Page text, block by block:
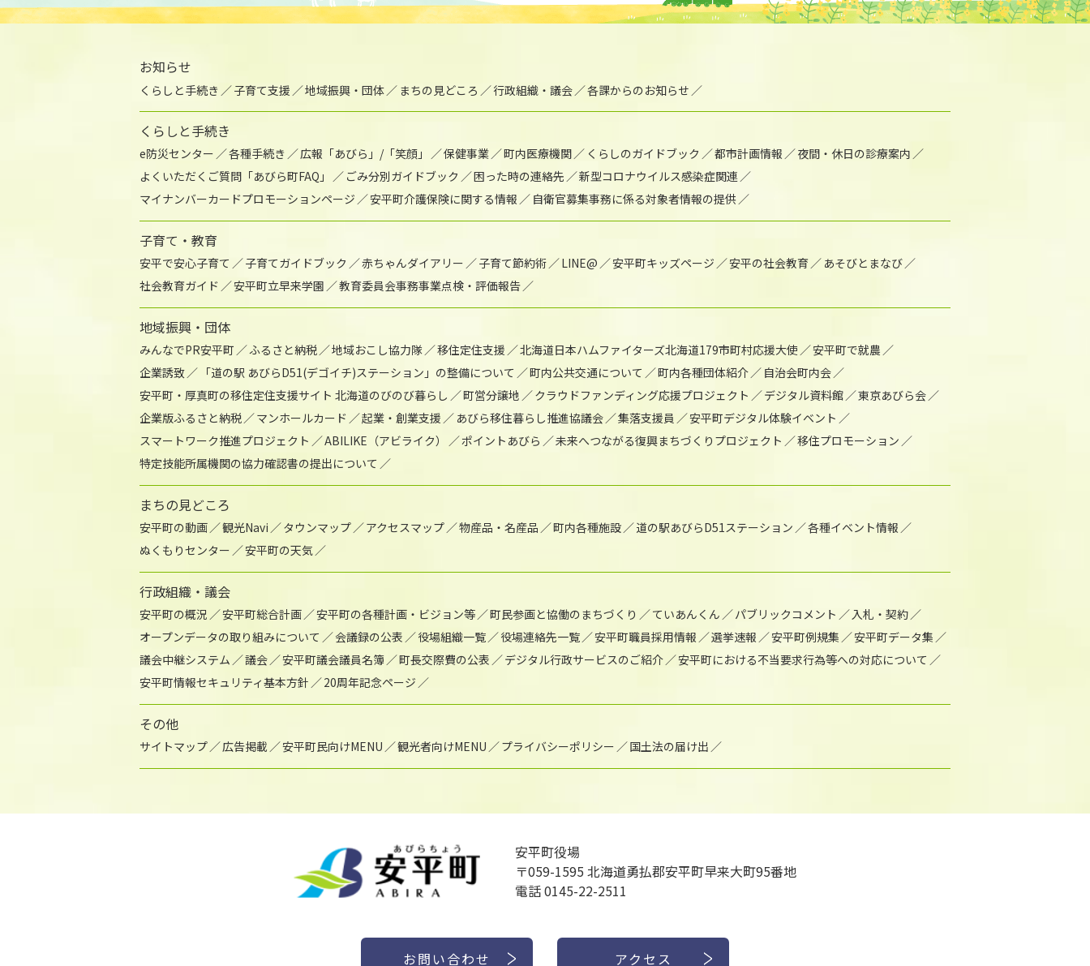
お知らせ
くらしと手続き 子育て支援 地域振興・団体 まちの見どころ 行政組織・議会 各課からのお知らせ
くらしと手続き
e防災センター 各種手続き 広報「あびら」/「笑顔」 保健事業 町内医療機関 くらしのガイドブック 都市計画情報
夜間・休日の診療案内
よくいただくご質問「あびら町FAQ」
ごみ分別ガイドブック 困った時の連絡先
新型コロナウイルス感染症関連
マイナンバーカードプロモーションページ
安平町介護保険に関する情報 自衛官募集事務に係る対象者情報の提供
子育て・教育
安平で安心子育て 子育てガイドブック 赤ちゃんダイアリー 子育て節約術 LINE@ 安平町キッズページ 安平の社会教育
あそびとまなび
社会教育ガイド
安平町立早来学園 教育委員会事務事業点検・評価報告
地域振興・団体
みんなでPR安平町 ふるさと納税 地域おこし協力隊 移住定住支援 北海道日本ハムファイターズ北海道179市町村応援大使
安平町で就農
企業誘致
「道の駅 あびらD51(デゴイチ)ステーション」の整備について 町内公共交通について 町内各種団体紹介
自治会町内会
安平町・厚真町の移住定住支援サイト 北海道のびのび暮らし
町営分譲地 クラウドファンディング応援プロジェクト デジタル資料館
東京あびら会
企業版ふるさと納税
マンホールカード 起業・創業支援 あびら移住暮らし推進協議会 集落支援員
安平町デジタル体験イベント
スマートワーク推進プロジェクト
ABILIKE（アビライク） ポイントあびら 未来へつながる復興まちづくりプロジェクト
移住プロモーション
特定技能所属機関の協力確認書の提出について
まちの見どころ
安平町の動画 観光Navi タウンマップ アクセスマップ 物産品・名産品 町内各種施設 道の駅あびらD51ステーション
各種イベント情報
ぬくもりセンター
安平町の天気
行政組織・議会
安平町の概況 安平町総合計画 安平町の各種計画・ビジョン等 町民参画と協働のまちづくり ていあんくん パブリックコメント
入札・契約
オープンデータの取り組みについて
会議録の公表 役場組織一覧 役場連絡先一覧 安平町職員採用情報 選挙速報 安平町例規集
安平町データ集
議会中継システム
議会 安平町議会議員名簿 町長交際費の公表 デジタル行政サービスのご紹介
安平町における不当要求行為等への対応について
安平町情報セキュリティ基本方針
20周年記念ページ
その他
サイトマップ 広告掲載 安平町民向けMENU 観光者向けMENU プライバシーポリシー 国土法の届け出
安平町役場
〒059-1595 北海道勇払郡安平町早来大町95番地
電話 0145-22-2511
お問い合わせ アクセス